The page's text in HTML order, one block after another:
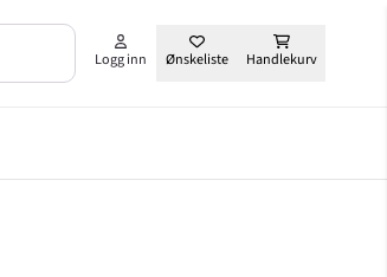
Logg inn Ønskeliste Handlekurv